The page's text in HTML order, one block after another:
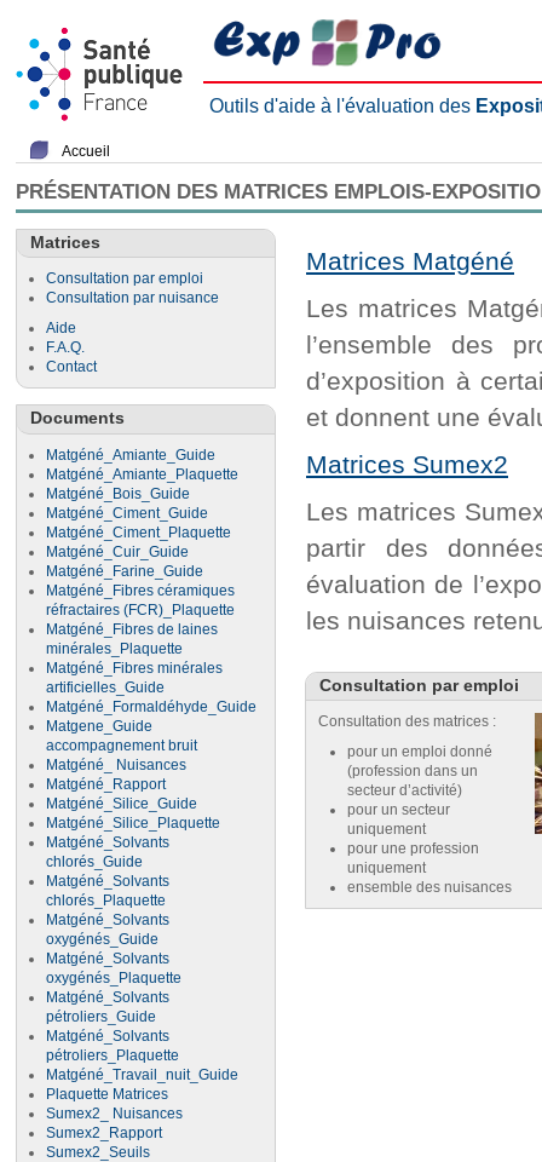
Outils d'aide à l'évaluation des
Accueil
PRÉSENTATION DES MATRICES EMPLOIS-
Matrices
Consultation par emploi
Consultation par nuisance
Aide
F.A.Q.
Contact
Documents
Matgéné_Amiante_Guide
Matgéné_Amiante_Plaquette
Matgéné_Bois_Guide
Matgéné_Ciment_Guide
Matgéné_Ciment_Plaquette
Matgéné_Cuir_Guide
Matgéné_Farine_Guide
Matgéné_Fibres céramiques
réfractaires (FCR)_Plaquette
Matgéné_Fibres de laines
minérales_Plaquette
Matgéné_Fibres minérales
artificielles_Guide
Matgéné_Formaldéhyde_Guide
Matgene_Guide
accompagnement bruit
Matgéné_ Nuisances
Matgéné_Rapport
Matgéné_Silice_Guide
Matgéné_Silice_Plaquette
Matgéné_Solvants
chlorés_Guide
Matgéné_Solvants
chlorés_Plaquette
Matgéné_Solvants
oxygénés_Guide
Matgéné_Solvants
oxygénés_Plaquette
Matgéné_Solvants
pétroliers_Guide
Matgéné_Solvants
pétroliers_Plaquette
Matgéné_Travail_nuit_Guide
Plaquette Matrices
Sumex2_ Nuisances
Sumex2_Rapport
Sumex2_Seuils
Matrices Matgéné
Les matrices
l’ensemble des
d’exposition à
et donnent une
Matrices Sumex2
Les matrices
partir des
évaluation de
les nuisances
Consultation par emploi
Consultation des matrices :
pour un emploi donné
(profession dans un
secteur d’activité)
pour un secteur
uniquement
pour une profession
uniquement
ensemble des nuisances